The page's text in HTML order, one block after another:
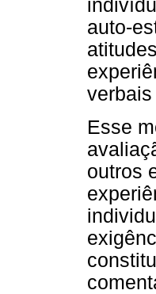
auto-
Esse
outros